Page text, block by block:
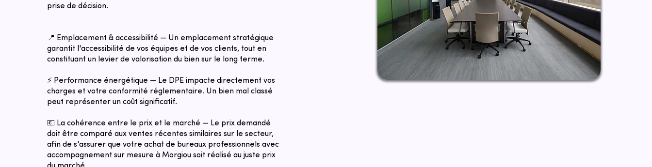
prise de décision.
📍 Emplacement & accessibilité — Un emplacement stratégique
garantit l'accessibilité de vos équipes et de vos clients, tout en
constituant un levier de valorisation du bien sur le long terme.
⚡ Performance énergétique — Le DPE impacte directement vos
charges et votre conformité réglementaire. Un bien mal classé
peut représenter un coût significatif.
💶 La cohérence entre le prix et le marché — Le prix demandé
doit être comparé aux ventes récentes similaires sur le secteur,
afin de s'assurer que votre achat de bureaux professionnels avec
accompagnement sur mesure à Morgiou soit réalisé au juste prix